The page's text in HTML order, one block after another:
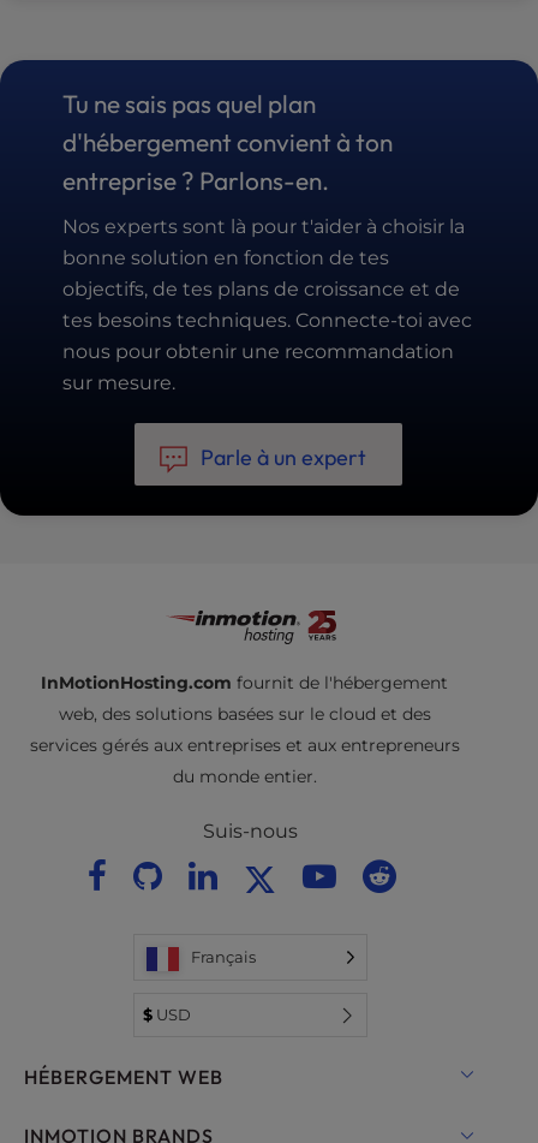
Tu ne sais pas quel plan
d'hébergement convient à ton
entreprise ? Parlons-en.
Nos experts sont là pour t'aider à choisir la
bonne solution en fonction de tes
objectifs, de tes plans de croissance et de
tes besoins techniques. Connecte-toi avec
nous pour obtenir une recommandation
sur mesure.
Parle à un expert
InMotionHosting.com fournit de l'hébergement
web, des solutions basées sur le cloud et des
services gérés aux entreprises et aux entrepreneurs
du monde entier.
Suis-nous
Français
$USD
HÉBERGEMENT WEB
Hébergement mutualisé
INMOTION BRANDS